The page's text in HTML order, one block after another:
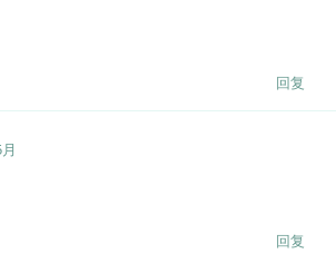
回复
回复